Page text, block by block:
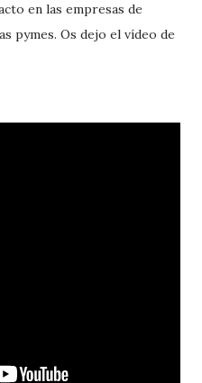
en las empresas de
pymes. Os dejo el vídeo de